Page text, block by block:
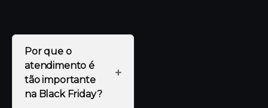
Por que o
atendimento é
tão importante
na Black Friday?
+